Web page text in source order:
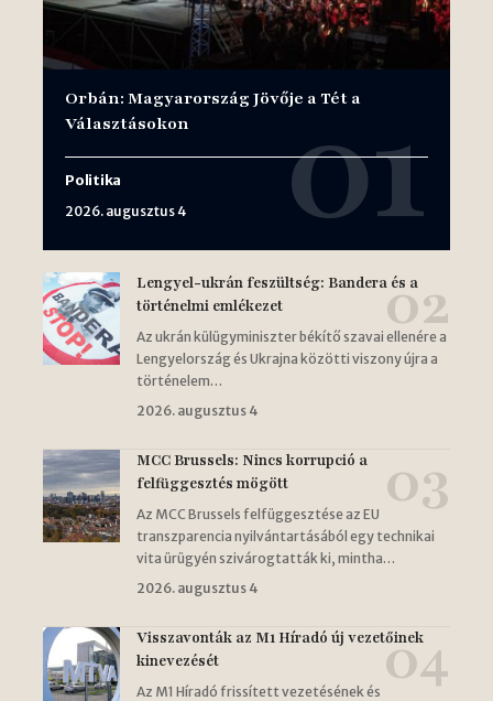
Orbán: Magyarország Jövője a Tét a
Választásokon
Politika
2026. augusztus 4
Lengyel-ukrán feszültség: Bandera és a
történelmi emlékezet
Az ukrán külügyminiszter békítő szavai ellenére a
Lengyelország és Ukrajna közötti viszony újra a
történelem…
2026. augusztus 4
MCC Brussels: Nincs korrupció a
felfüggesztés mögött
Az MCC Brussels felfüggesztése az EU
transzparencia nyilvántartásából egy technikai
vita ürügyén szivárogtatták ki, mintha…
2026. augusztus 4
Visszavonták az M1 Híradó új vezetőinek
kinevezését
Az M1 Híradó frissített vezetésének és